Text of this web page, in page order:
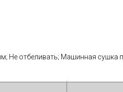
Не отбеливать; Машинная сушка